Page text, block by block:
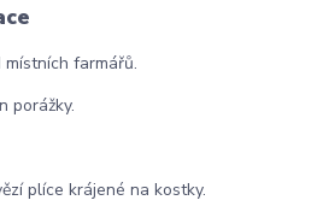
farmářů.
porážky.
plíce krájené na kostky.